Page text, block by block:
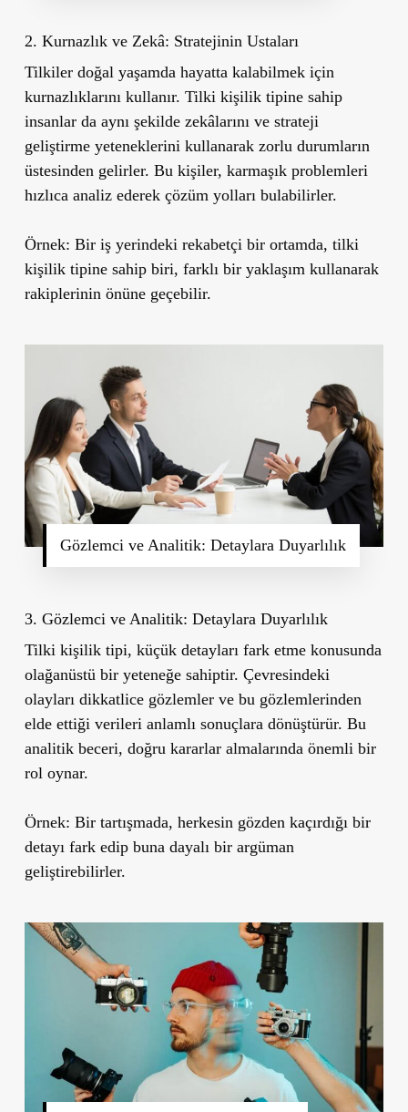
2. Kurnazlık ve Zekâ: Stratejinin Ustaları
Tilkiler doğal yaşamda hayatta kalabilmek için
kurnazlıklarını kullanır. Tilki kişilik tipine sahip
insanlar da aynı şekilde zekâlarını ve strateji
geliştirme yeteneklerini kullanarak zorlu durumların
üstesinden gelirler. Bu kişiler, karmaşık problemleri
hızlıca analiz ederek çözüm yolları bulabilirler.
Örnek: Bir iş yerindeki rekabetçi bir ortamda, tilki
kişilik tipine sahip biri, farklı bir yaklaşım kullanarak
rakiplerinin önüne geçebilir.
Gözlemci ve Analitik: Detaylara Duyarlılık
3. Gözlemci ve Analitik: Detaylara Duyarlılık
Tilki kişilik tipi, küçük detayları fark etme konusunda
olağanüstü bir yeteneğe sahiptir. Çevresindeki
olayları dikkatlice gözlemler ve bu gözlemlerinden
elde ettiği verileri anlamlı sonuçlara dönüştürür. Bu
analitik beceri, doğru kararlar almalarında önemli bir
rol oynar.
Örnek: Bir tartışmada, herkesin gözden kaçırdığı bir
detayı fark edip buna dayalı bir argüman
geliştirebilirler.